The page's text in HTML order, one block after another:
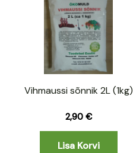
Vihmaussi sõnnik 2L (1kg)
2,90 €
Lisa Korvi